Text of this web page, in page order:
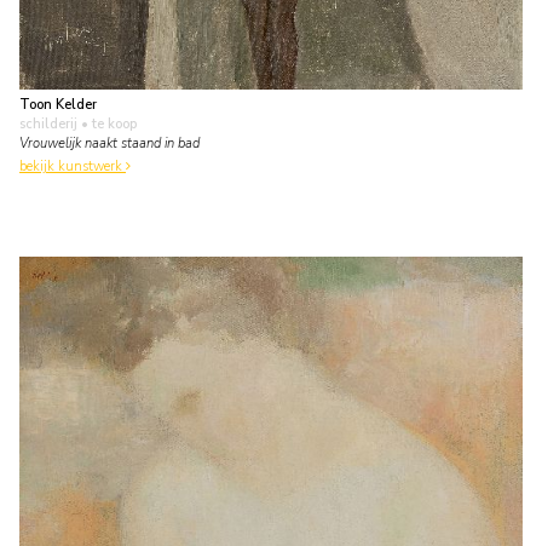
Toon Kelder
schilderij • te koop
Vrouwelijk naakt staand in bad
bekijk kunstwerk